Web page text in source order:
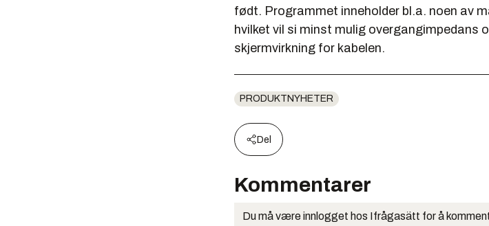
født. Programmet inneholder bl.a. noen av
hvilket vil si minst mulig overgangimpedans
skjermvirkning for kabelen.
PRODUKTNYHETER
Del
Kommentarer
Du må være innlogget hos Ifrågasätt for å